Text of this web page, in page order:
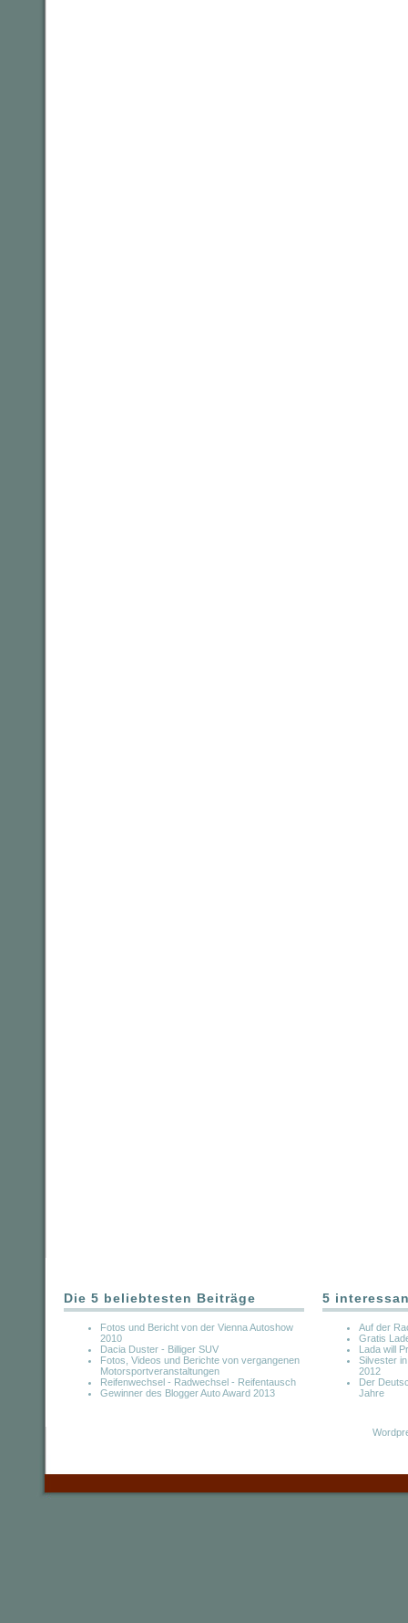
Die 5 beliebtesten Beiträge
Fotos und Bericht von der Vienna Autoshow
2010
Dacia Duster - Billiger SUV
Fotos, Videos und Berichte von vergangenen
Motorsportveranstaltungen
Reifenwechsel - Radwechsel - Reifentausch
Gewinner des Blogger Auto Award 2013
5
Auf der
Gratis
Lada will
Silvester
2012
Der
Jahre